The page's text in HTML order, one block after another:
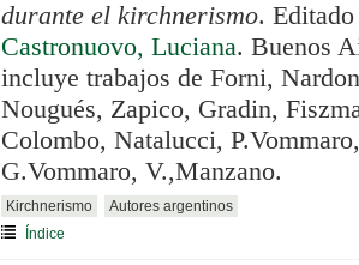
durante el kirchnerismo.
Castronuovo, Luciana. Buenos
incluye trabajos de Forni,
Nougués, Zapico, Gradin,
Colombo, Natalucci,
G.Vommaro, V.,Manzano.
Kirchnerismo
Autores argentinos
Índice